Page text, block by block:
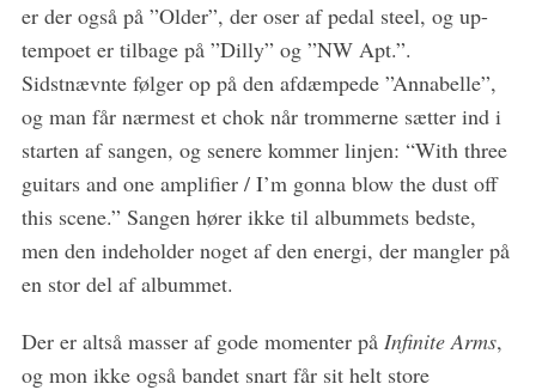
er der også på ”Older”, der oser af pedal steel, og up-
tempoet er tilbage på ”Dilly” og ”NW Apt.”.
Sidstnævnte følger op på den afdæmpede ”Annabelle”,
og man får nærmest et chok når trommerne sætter ind i
starten af sangen, og senere kommer linjen: “With three
guitars and one amplifier / I’m gonna blow the dust off
this scene.” Sangen hører ikke til albummets bedste,
men den indeholder noget af den energi, der mangler på
en stor del af albummet.
Der er altså masser af gode momenter på Infinite Arms,
og mon ikke også bandet snart får sit helt store